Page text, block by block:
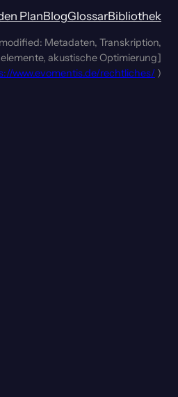
PlanBlogGlossarBibliothek
Metadaten, Transkription,
akustische Optimierung]
www.evomentis.de/rechtliches/ )